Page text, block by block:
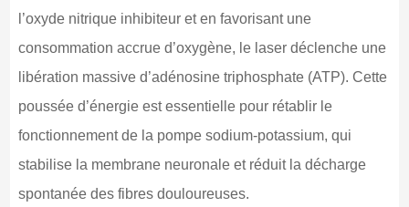
l’oxyde nitrique inhibiteur et en favorisant une
consommation accrue d’oxygène, le laser déclenche une
libération massive d’adénosine triphosphate (ATP). Cette
poussée d’énergie est essentielle pour rétablir le
fonctionnement de la pompe sodium-potassium, qui
stabilise la membrane neuronale et réduit la décharge
spontanée des fibres douloureuses.